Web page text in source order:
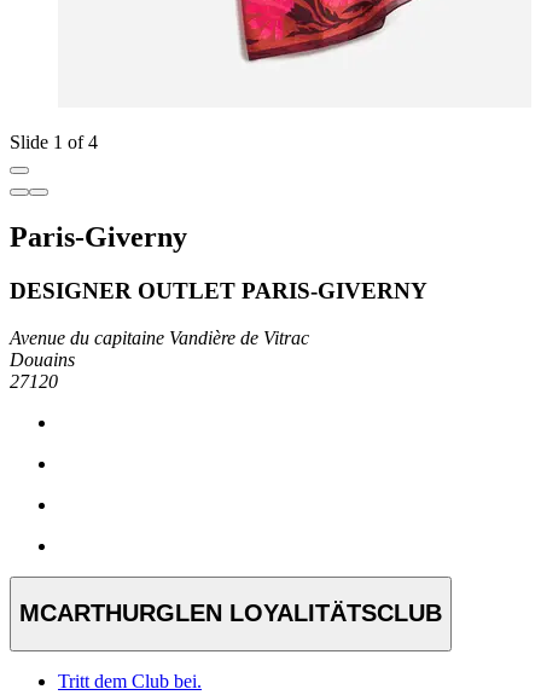
Slide 1 of 4
Paris-Giverny
DESIGNER OUTLET PARIS-GIVERNY
Avenue du capitaine Vandière de Vitrac
Douains
27120
MCARTHURGLEN LOYALITÄTSCLUB
Tritt dem Club bei.